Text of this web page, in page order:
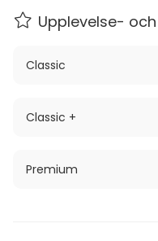
Tarinan: pelissä
Elämys: Pakohuone
Elämys: Pakohuone
Upplevelse-
Classic
Classic +
Premium